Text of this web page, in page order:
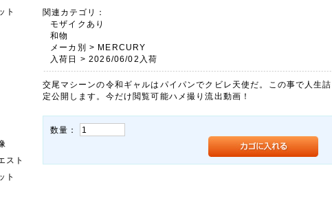
ト
スト
ト
関連カテゴリ：
モザイクあり
和物
メーカ別 > MERCURY
入荷日 >2026/06/02入荷
交尾マシーンの令和ギャルはパイパンでクビレ天使だ。この事で人生
定公開します。今だけ閲覧可能ハメ撮り流出動画！
数量：